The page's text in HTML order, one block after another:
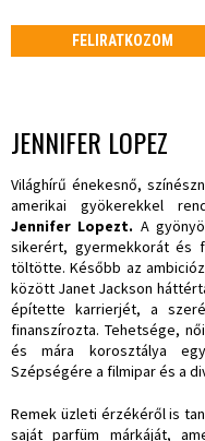
FELIRATKOZOM
JENNIFER LOPEZ
Világhírű énekesnő,
amerikai gyökerekkel
Jennifer Lopezt. A
sikerért, gyermekkorát és
töltötte. Később az
között Janet Jackson
építette karrierjét, a
finanszírozta. Tehetsége,
és mára korosztálya
Szépségére a filmipar és a
Remek üzleti érzékéről is
saját parfüm márkáját,